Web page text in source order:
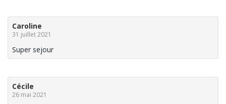
Caroline
31 juillet 2021
Super sejour
Cécile
26 mai 2021